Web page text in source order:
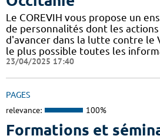
Le COREVIH vous propose un
de personnalités dont les
d'avancer dans la lutte contre le
le plus possible toutes les
23/04/2025 17:40
PAGES
relevance: 100%
Formations et